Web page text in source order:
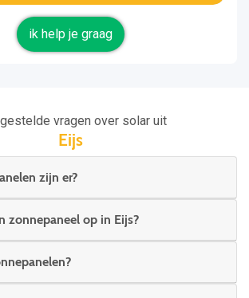
ik help je graag
vragen over solar uit
Eijs
zijn er?
zonnepaneel op in Eijs?